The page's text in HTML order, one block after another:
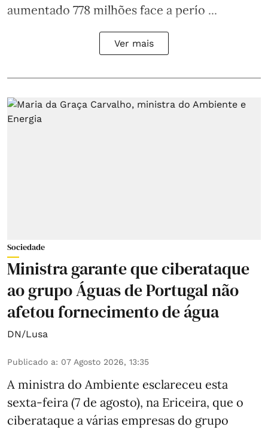
aumentado 778 milhões face a perío ...
Ver mais
Sociedade
Ministra garante que ciberataque
ao grupo Águas de Portugal não
afetou fornecimento de água
DN/Lusa
Publicado a: 07 Agosto 2026, 13:35
A ministra do Ambiente esclareceu esta
sexta-feira (7 de agosto), na Ericeira, que o
ciberataque a várias empresas do grupo